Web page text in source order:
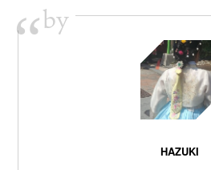
“by
HAZUKI